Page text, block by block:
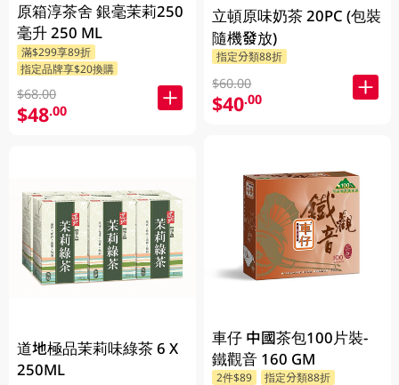
原箱淳茶舍 銀毫茉莉250
毫升 250 ML
滿$299享89折
指定品牌享$20換購
$68.00
$48.00
道地極品茉莉味綠茶 6 X
250ML
立頓原味奶茶 20PC (包裝
隨機發放)
指定分類88折
$60.00
$40.00
車仔 中國茶包100片裝-
鐵觀音 160 GM
2件$89 指定分類88折